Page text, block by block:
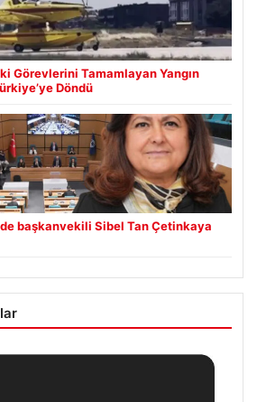
Görevlerini Tamamlayan Yangın
Döndü
başkanvekili Sibel Tan Çetinkaya